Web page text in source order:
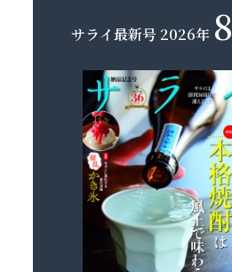
サライ最新号 2026年 8